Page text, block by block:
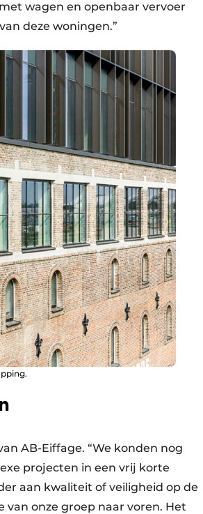
wagen en openbaar vervoer
deze woningen.”
AB-Eiffage. “We konden nog
projecten in een vrij korte
aan kwaliteit of veiligheid op de
onze groep naar voren. Het